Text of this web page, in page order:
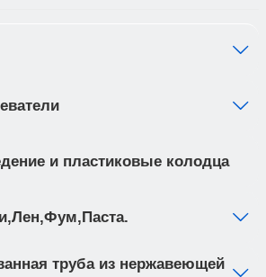
и пластиковые колодца
труба из нержавеющей